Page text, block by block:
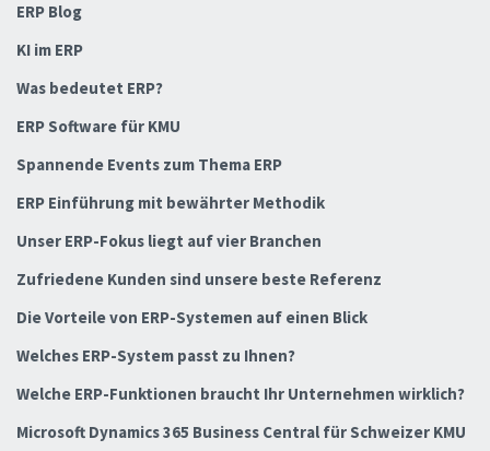
ERP Blog
KI im ERP
Was bedeutet ERP?
ERP Software für KMU
Spannende Events zum Thema ERP
ERP Einführung mit bewährter Methodik
Unser ERP-Fokus liegt auf vier Branchen
Zufriedene Kunden sind unsere beste Referenz
Die Vorteile von ERP-Systemen auf einen Blick
Welches ERP-System passt zu Ihnen?
Welche ERP-Funktionen braucht Ihr Unternehmen wirklich?
Microsoft Dynamics 365 Business Central für Schweizer KMU